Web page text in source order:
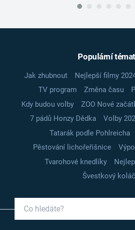
Populární
Jak zhubnout Nejlepší filmy
TV program
Změna času
Kdy budou volby
ZOO Nové
7 pádů Honzy Dědka
Volby
Tatarák podle Pohlreicha
Pěstování lichořeřišnice
Tvarohové knedlíky
Švestkový koláč